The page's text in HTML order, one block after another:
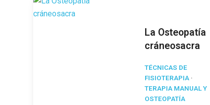
La Osteopatía
cráneosacra
TÉCNICAS DE
FISIOTERAPIA ·
TERAPIA MANUAL Y
OSTEOPATÍA